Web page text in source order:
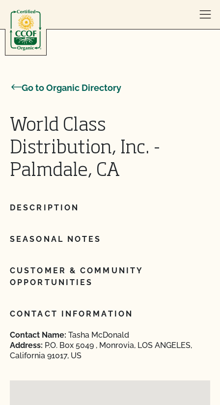
Go to Organic Directory
World Class
Distribution, Inc. -
Palmdale, CA
DESCRIPTION
SEASONAL NOTES
CUSTOMER & COMMUNITY
OPPORTUNITIES
CONTACT INFORMATION
Contact Name: Tasha McDonald
Address: P.O. Box 5049 , Monrovia, LOS ANGELES,
California 91017, US